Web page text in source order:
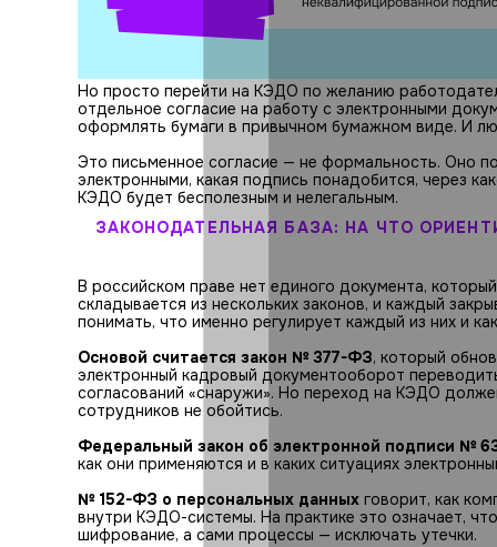
Но просто перейти на КЭДО по желанию
отдельное согласие на работу с электронными
оформлять бумаги в привычном бумажном виде. И
Это письменное согласие — не формальность. Оно
электронными, какая подпись понадобится, через
КЭДО будет бесполезным и нелегальным.
ЗАКОНОДАТЕЛЬНАЯ БАЗА: НА ЧТО
В российском праве нет единого документа,
складывается из нескольких законов, и каждый
понимать, что именно регулирует каждый из них и
Основой считается закон № 377-ФЗ, который
электронный кадровый документооборот
согласований «снаружи». Но переход на КЭДО
сотрудников не обойтись.
Федеральный закон об электронной подписи №
как они применяются и в каких ситуациях
№ 152-ФЗ о персональных данных говорит, как
внутри КЭДО-системы. На практике это означает,
шифрование, а сами процессы — исключать утечки.